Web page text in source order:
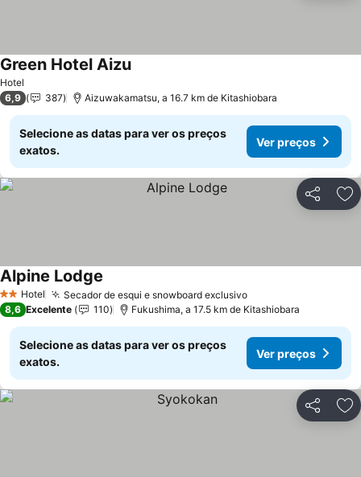
Hotel
Green Hotel Aizu
6,9 387 Aizuwakamatsu, a 16.7 km de Kitashiobara
Selecione as datas para ver os preços
exatos.
Ver preços
Partilhar
2 Estrelas
Hotel Secador de esqui e snowboard exclusivo
Alpine Lodge
8,6 Excelente 110 Fukushima, a 17.5 km de Kitashiobara
Selecione as datas para ver os preços
exatos.
Ver preços
Partilhar